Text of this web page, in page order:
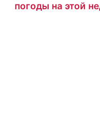
погоды на этой